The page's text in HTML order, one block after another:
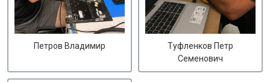
Петров Владимир
Туфленков Петр
Семенович